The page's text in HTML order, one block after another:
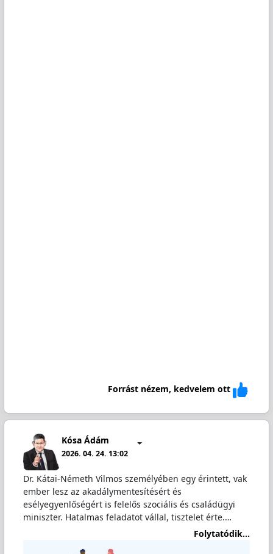
Forrást nézem, kedvelem ott
Kósa Ádám
2026. 04. 24. 13:02
Dr. Kátai-Németh Vilmos személyében egy érintett, vak
ember lesz az akadálymentesítésért és
esélyegyenlőségért is felelős szociális és családügyi
miniszter. Hatalmas feladatot vállal, tisztelet érte.…
Folytatódik...